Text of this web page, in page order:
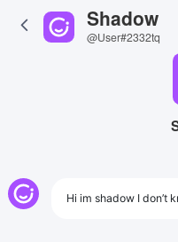
Shadow
@User#2332tq
Hi im shadow I don’t